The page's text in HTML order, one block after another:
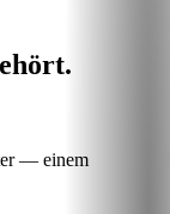
— einem